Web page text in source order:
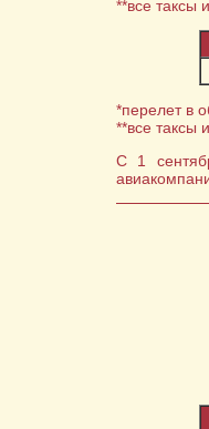
**все таксы
*перелет в
**все таксы
С 1